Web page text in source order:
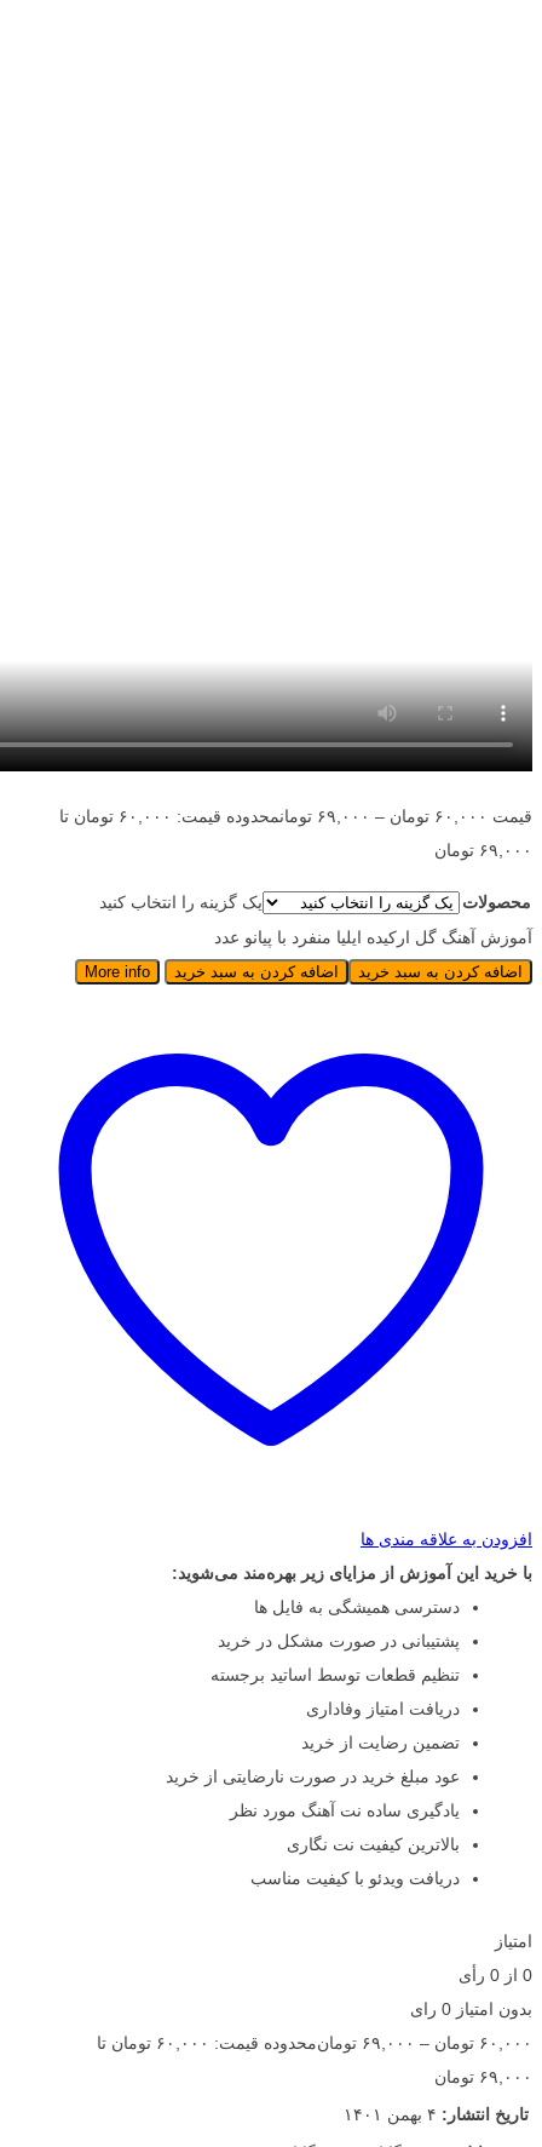
قیمت ۶۰,۰۰۰ تومان – ۶۹,۰۰۰ تومان
محدوده قیمت: ۶۰,۰۰۰ تومان تا
۶۹,۰۰۰ تومان
محصولات
یک گزینه را انتخاب کنید
آموزش آهنگ گل ارکیده ایلیا منفرد با پیانو عدد
اضافه کردن به سبد خرید اضافه کردن به سبد خرید More info
افزودن به علاقه مندی ها
با خرید این آموزش از مزایای زیر بهره‌مند می‌شوید:
دسترسی همیشگی به فایل ها
پشتیبانی در صورت مشکل در خرید
تنظیم قطعات توسط اساتید برجسته
دریافت امتیاز وفاداری
تضمین رضایت از خرید
عود مبلغ خرید در صورت نارضایتی از خرید
یادگیری ساده نت آهنگ مورد نظر
بالاترین کیفیت نت نگاری
دریافت ویدئو با کیفیت مناسب
امتیاز
0 از 0 رأی
بدون امتیاز 0 رای
۶۰,۰۰۰ تومان – ۶۹,۰۰۰ تومان
محدوده قیمت: ۶۰,۰۰۰ تومان تا
۶۹,۰۰۰ تومان
تاریخ انتشار: ۴ بهمن ۱۴۰۱